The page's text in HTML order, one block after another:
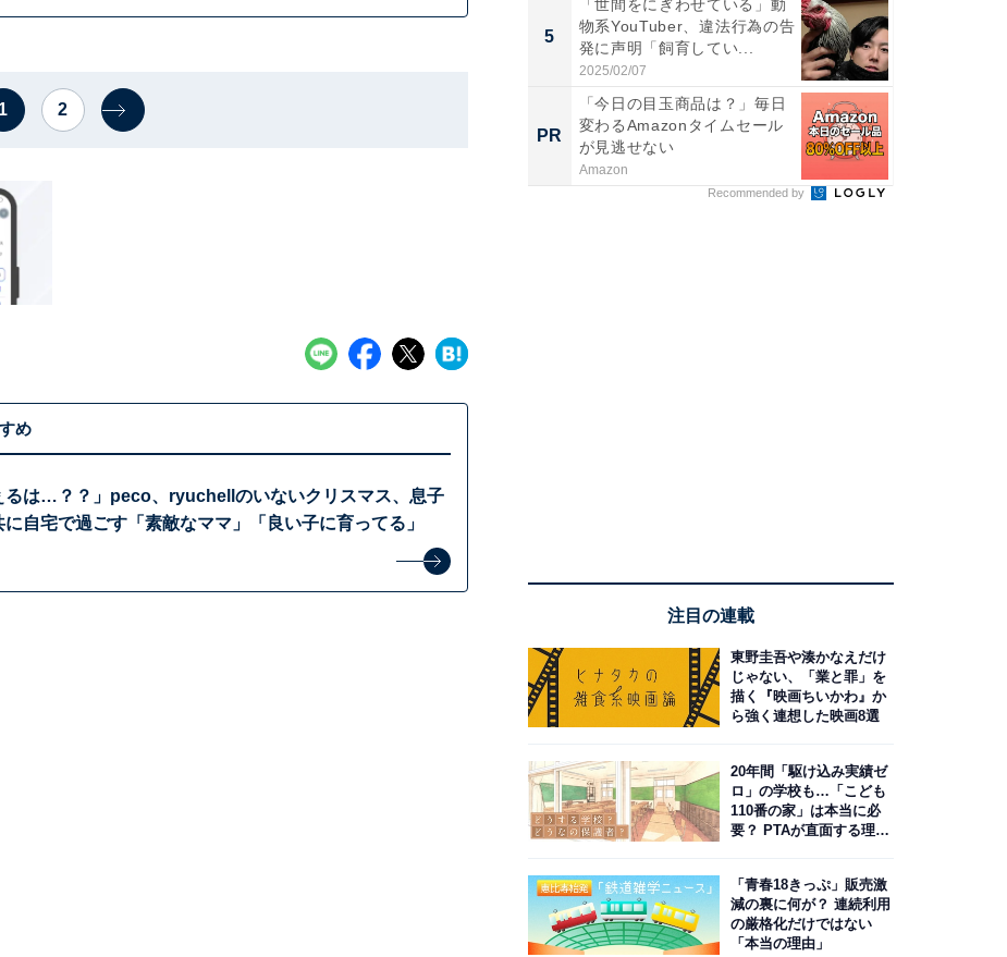
1 2
め
るは…？？」peco、ryuchellのいないクリスマス、息子
に自宅で過ごす「素敵なママ」「良い子に育ってる」
5
「世間をにぎわせている」動
物系YouTuber、違法行為の告
発に声明「飼育してい...
2025/02/07
PR
「今日の目玉商品は？」毎日
変わるAmazonタイムセール
が見逃せない
Amazon
Recommended by
注目の連載
東野圭吾や湊かなえだけ
じゃない、「業と罪」を
描く『映画ちいかわ』か
ら強く連想した映画8選
20年間「駆け込み実績ゼ
ロ」の学校も…「こども
110番の家」は本当に必
要？ PTAが直面する理想
「青春18きっぷ」販売激
減の裏に何が？ 連続利用
の厳格化だけではない
「本当の理由」